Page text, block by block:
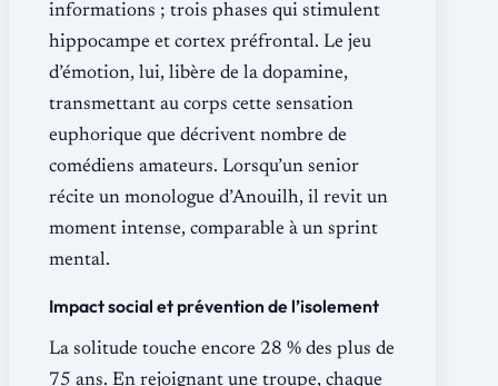
informations ; trois phases qui stimulent
hippocampe et cortex préfrontal. Le jeu
d’émotion, lui, libère de la dopamine,
transmettant au corps cette sensation
euphorique que décrivent nombre de
comédiens amateurs. Lorsqu’un senior
récite un monologue d’Anouilh, il revit un
moment intense, comparable à un sprint
mental.
Impact social et prévention de l’isolement
La solitude touche encore 28 % des plus de
75 ans. En rejoignant une troupe, chaque